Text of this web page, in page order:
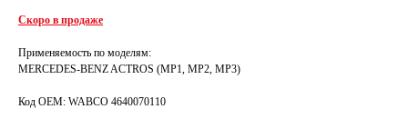
Скоро в продаже
Применяемость по моделям:
MERCEDES-BENZ ACTROS (MP1, MP2, MP3)
Код OEM: WABCO 4640070110